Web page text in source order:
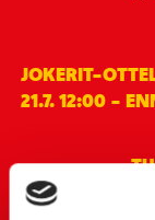
JOKERIT-
21.7. 12:00 -